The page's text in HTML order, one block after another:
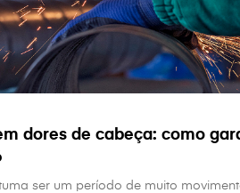
dores de cabeça: como
ser um período de muito